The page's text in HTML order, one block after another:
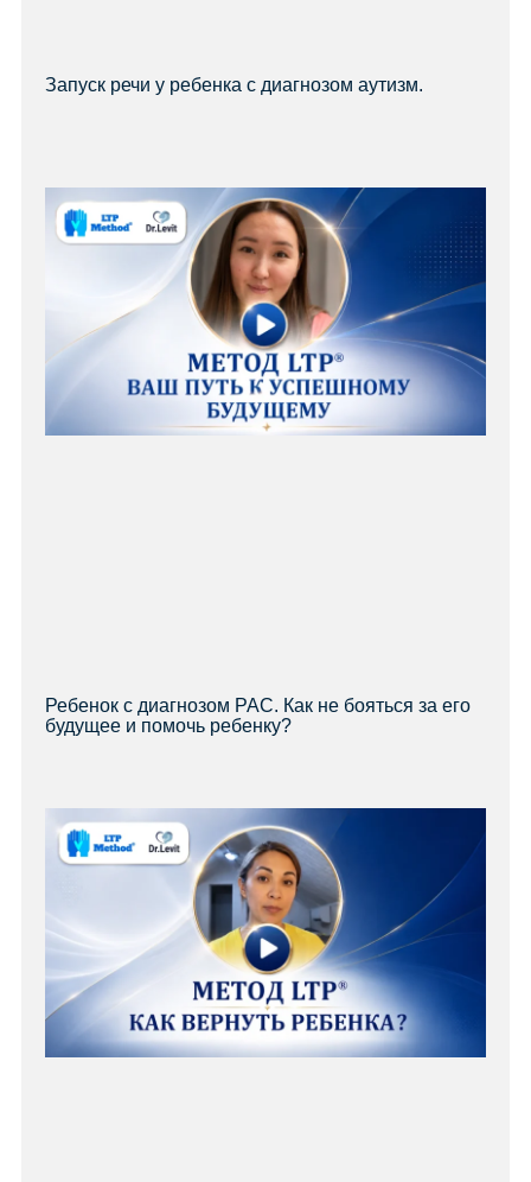
Запуск речи у ребенка с диагнозом аутизм.
Ребенок с диагнозом РАС. Как не бояться за его
будущее и помочь ребенку?